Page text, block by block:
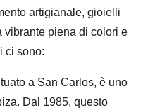
artigianale, gioielli
vibrante piena di colori e
ci sono:
a San Carlos, è uno
Dal 1985, questo